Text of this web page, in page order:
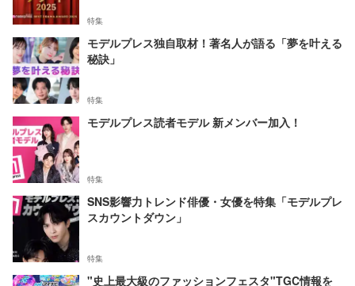
特集
モデルプレス独自取材！著名人が語る「夢を叶える
秘訣」
特集
モデルプレス読者モデル 新メンバー加入！
特集
SNS影響力トレンド俳優・女優を特集「モデルプレ
スカウントダウン」
特集
"史上最大級のファッションフェスタ"TGC情報を